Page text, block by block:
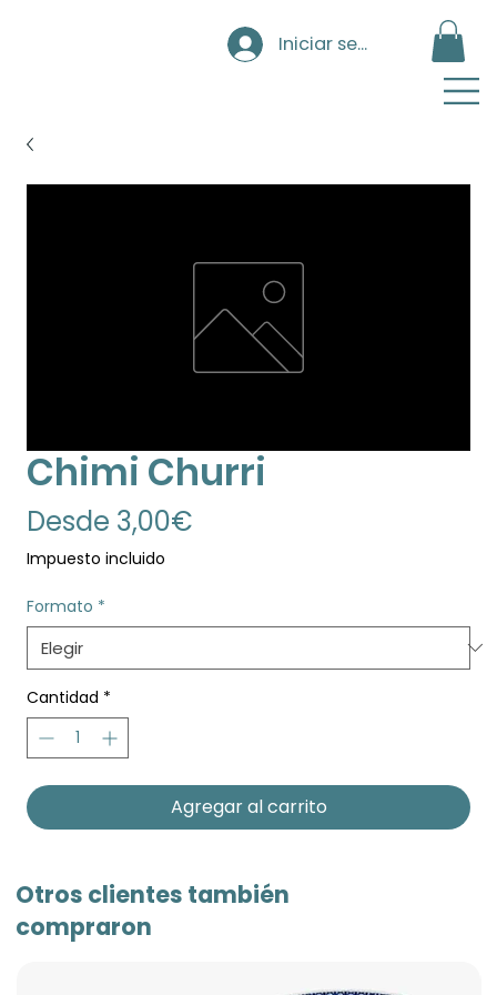
Iniciar sesión
Chimi Churri
Desde 3,00€Precio
Impuesto incluido
Formato *
Cantidad *
Agregar al carrito
Otros clientes también
compraron